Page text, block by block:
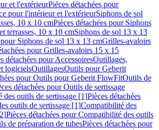
et l'extérieurPièces détachées pour
pour l'intérieur et l'extérieurSiphons de sol
10 x 10 cmPièces détachées pour Siphons
terrasses, 10 x 10 cmSiphons de sol 13 x 13
pour Siphons de sol 13 x 13 cmGrilles-avaloirs
pour Grilles-avaloirs 15 x 15
détachées pour AccessoiresOutillages,
logicielsOutillagesOutils pour Geberit
pour Outils pour Geberit FlowFitOutils de
détachées pour Outils de sertissage
des outils de sertissage [1]Pièces détachées
outils de sertissage [1]Compatibilité des
Pièces détachées pour Compatibilité des outils
de préparation de tubesPièces détachées pour